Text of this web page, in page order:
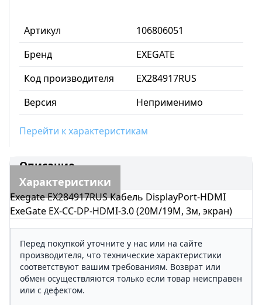
Артикул
106806051
Бренд
EXEGATE
Код производителя
EX284917RUS
Версия
Неприменимо
Перейти к характеристикам
Описание
Характеристики
Exegate EX284917RUS Кабель DisplayPort-HDMI
ExeGate EX-CC-DP-HDMI-3.0 (20M/19M, 3м, экран)
Перед покупкой уточните у нас или на сайте
производителя, что технические характеристики
соответствуют вашим требованиям. Возврат или
обмен осуществляются только если товар неисправен
или с дефектом.